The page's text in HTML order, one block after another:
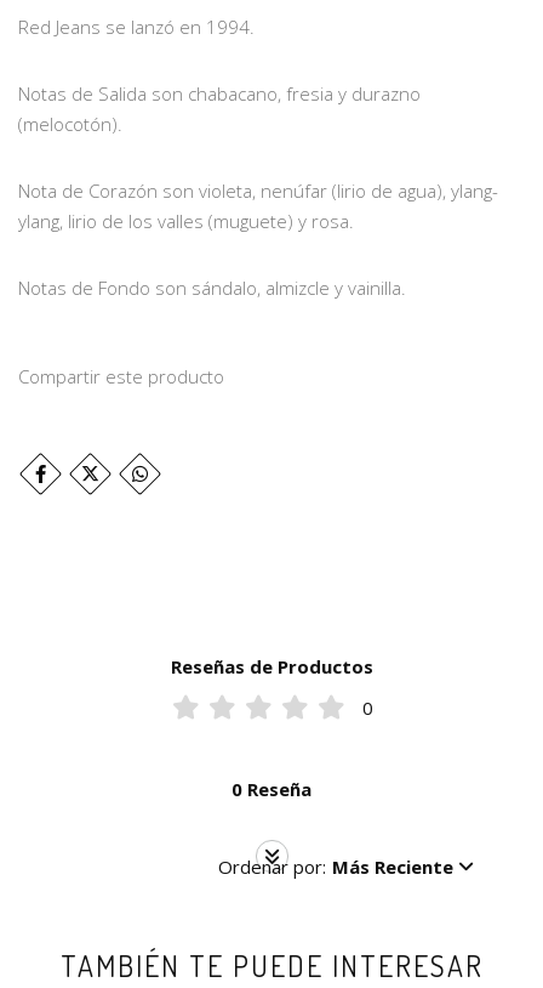
Red Jeans se lanzó en 1994.
Notas de Salida son chabacano, fresia y durazno
(melocotón).
Nota de Corazón son violeta, nenúfar (lirio de agua), ylang-
ylang, lirio de los valles (muguete) y rosa.
Notas de Fondo son sándalo, almizcle y vainilla.
Compartir este producto
Reseñas de Productos
0
0 Reseña
Ordenar por: Más Reciente
TAMBIÉN TE PUEDE INTERESAR